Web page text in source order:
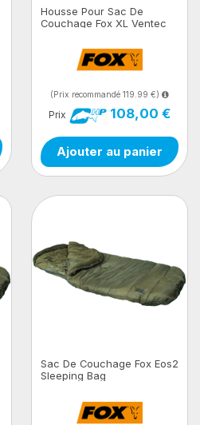
Housse Pour Sac De
Couchage Fox XL Ventec
(Prix recommandé 119.99 €)
Prix 108,00 €
Ajouter au panier
Sac De Couchage Fox Eos2
Sleeping Bag